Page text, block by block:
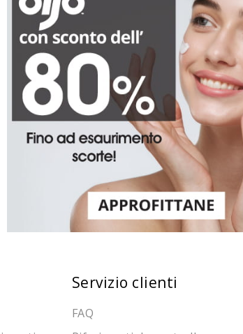
Servizio clienti
FAQ